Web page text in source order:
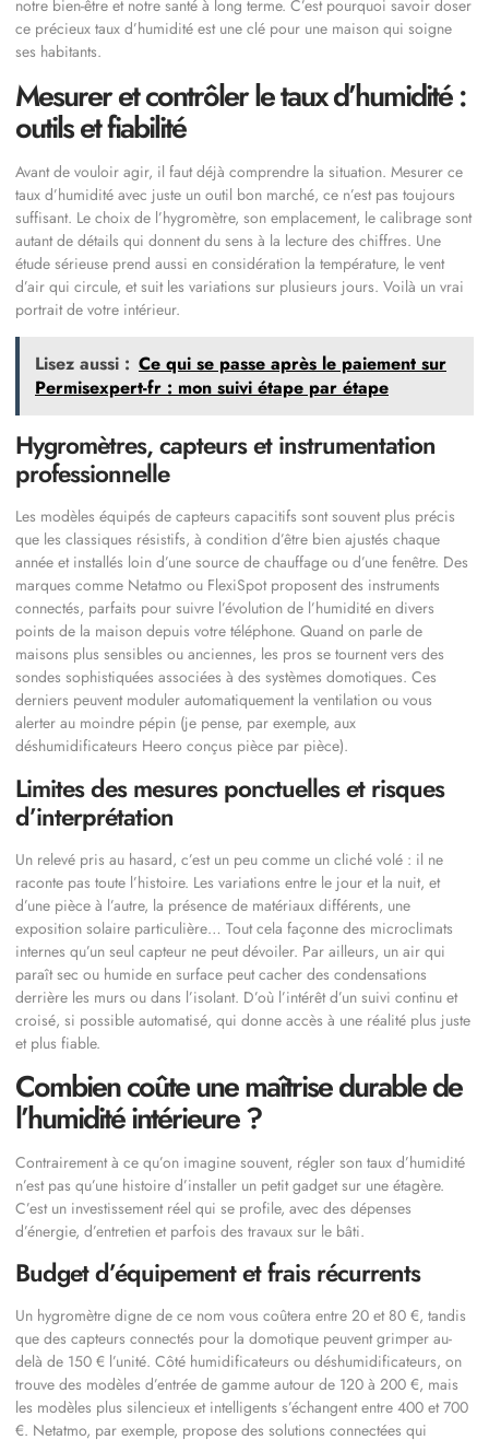
notre bien-être et notre santé à long terme. C’est pourquoi savoir doser
ce précieux taux d’humidité est une clé pour une maison qui soigne
ses habitants.
Mesurer et contrôler le taux d’humidité :
outils et fiabilité
Avant de vouloir agir, il faut déjà comprendre la situation. Mesurer ce
taux d’humidité avec juste un outil bon marché, ce n’est pas toujours
suffisant. Le choix de l’hygromètre, son emplacement, le calibrage sont
autant de détails qui donnent du sens à la lecture des chiffres. Une
étude sérieuse prend aussi en considération la température, le vent
d’air qui circule, et suit les variations sur plusieurs jours. Voilà un vrai
portrait de votre intérieur.
Lisez aussi : Ce qui se passe après le paiement sur
Permisexpert-fr : mon suivi étape par étape
Hygromètres, capteurs et instrumentation
professionnelle
Les modèles équipés de capteurs capacitifs sont souvent plus précis
que les classiques résistifs, à condition d’être bien ajustés chaque
année et installés loin d’une source de chauffage ou d’une fenêtre. Des
marques comme Netatmo ou FlexiSpot proposent des instruments
connectés, parfaits pour suivre l’évolution de l’humidité en divers
points de la maison depuis votre téléphone. Quand on parle de
maisons plus sensibles ou anciennes, les pros se tournent vers des
sondes sophistiquées associées à des systèmes domotiques. Ces
derniers peuvent moduler automatiquement la ventilation ou vous
alerter au moindre pépin (je pense, par exemple, aux
déshumidificateurs Heero conçus pièce par pièce).
Limites des mesures ponctuelles et risques
d’interprétation
Un relevé pris au hasard, c’est un peu comme un cliché volé : il ne
raconte pas toute l’histoire. Les variations entre le jour et la nuit, et
d’une pièce à l’autre, la présence de matériaux différents, une
exposition solaire particulière… Tout cela façonne des microclimats
internes qu’un seul capteur ne peut dévoiler. Par ailleurs, un air qui
paraît sec ou humide en surface peut cacher des condensations
derrière les murs ou dans l’isolant. D’où l’intérêt d’un suivi continu et
croisé, si possible automatisé, qui donne accès à une réalité plus juste
et plus fiable.
Combien coûte une maîtrise durable de
l’humidité intérieure ?
Contrairement à ce qu’on imagine souvent, régler son taux d’humidité
n’est pas qu’une histoire d’installer un petit gadget sur une étagère.
C’est un investissement réel qui se profile, avec des dépenses
d’énergie, d’entretien et parfois des travaux sur le bâti.
Budget d’équipement et frais récurrents
Un hygromètre digne de ce nom vous coûtera entre 20 et 80 €, tandis
que des capteurs connectés pour la domotique peuvent grimper au-
delà de 150 € l’unité. Côté humidificateurs ou déshumidificateurs, on
trouve des modèles d’entrée de gamme autour de 120 à 200 €, mais
les modèles plus silencieux et intelligents s’échangent entre 400 et 700
€. Netatmo, par exemple, propose des solutions connectées qui